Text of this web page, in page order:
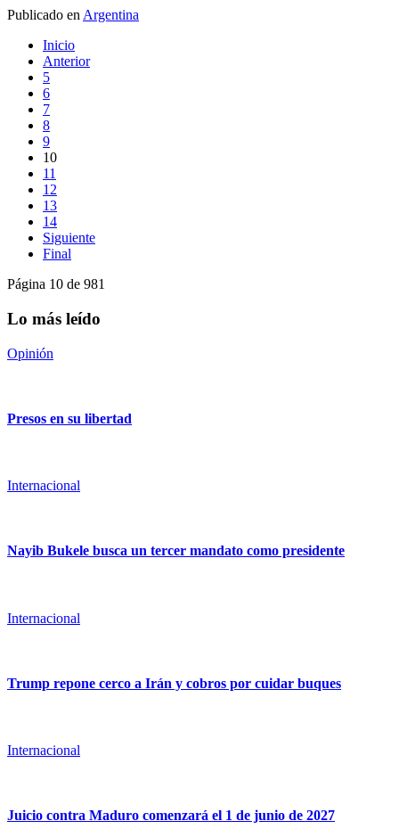
Publicado en Argentina
Inicio
Anterior
5
6
7
8
9
10
11
12
13
14
Siguiente
Final
Página 10 de 981
Lo más leído
Opinión
Presos en su libertad
Internacional
Nayib Bukele busca un tercer mandato como presidente
Internacional
Trump repone cerco a Irán y cobros por cuidar buques
Internacional
Juicio contra Maduro comenzará el 1 de junio de 2027